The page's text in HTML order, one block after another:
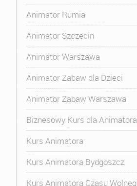
Animator Rumia
Animator Szczecin
Animator Warszawa
Animator Zabaw dla Dzieci
Animator Zabaw Warszawa
Biznesowy Kurs dla Animatora
Kurs Animatora
Kurs Animatora Bydgoszcz
Kurs Animatora Czasu